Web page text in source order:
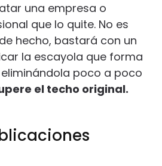
una empresa o
que lo quite. No es
hecho, bastará con un
la escayola que forma
poco a poco
el techo original.